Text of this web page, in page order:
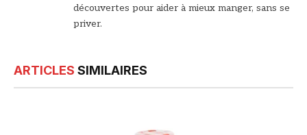
découvertes pour aider à mieux manger, sans se
priver.
ARTICLES SIMILAIRES